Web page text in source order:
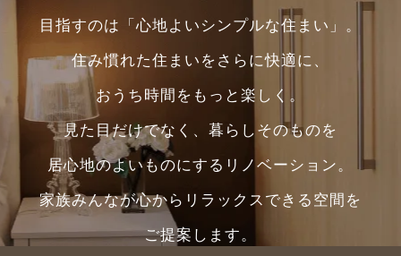
目指すのは「心地よいシンプルな住まい」。
住み慣れた住まいをさらに快適に、
おうち時間をもっと楽しく。
見た目だけでなく、暮らしそのものを
居心地のよいものにするリノベーション。
家族みんなが心からリラックスできる空間を
ご提案します。